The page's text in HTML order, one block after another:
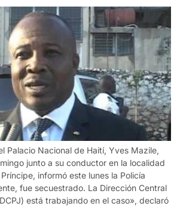
Palacio Nacional de Haití, Yves Mazile,
junto a su conductor en la localidad
informó este lunes la Policía
fue secuestrado. La Dirección Central
está trabajando en el caso», declaró